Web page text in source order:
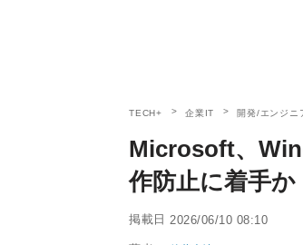
TECH+ 企業IT 開発/エンジニ
Microsoft、
作防止に着手か
掲載日 2026/06/10 08:10